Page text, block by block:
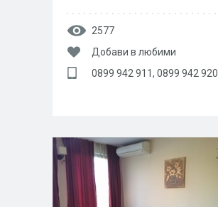
2577
Добави в любими
0899 942 911, 0899 942 920